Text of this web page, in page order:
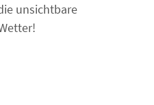
unsichtbare